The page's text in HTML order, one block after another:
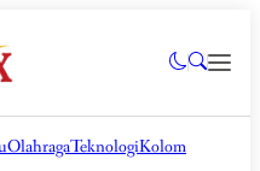
OlahragaTeknologiKolom